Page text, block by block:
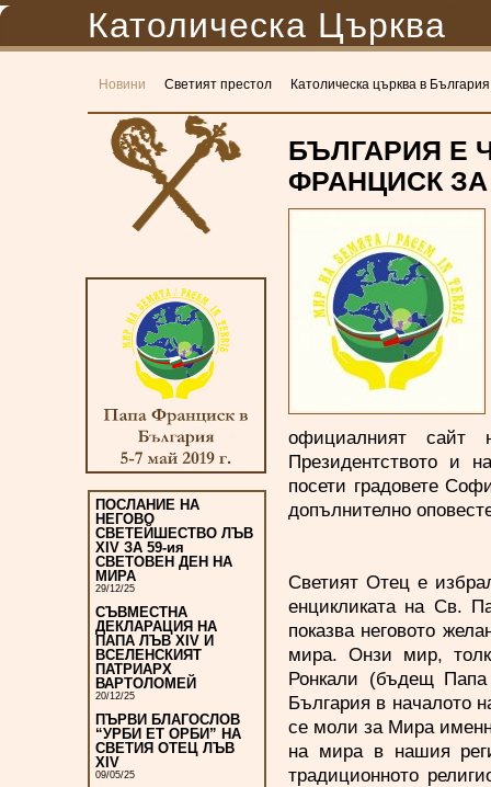
Католическа Църква
Новини Светият престол Католическа църква в България
ПОСЛАНИЕ НА
НЕГОВО
СВЕТЕЙШЕСТВО ЛЪВ
XIV ЗА 59-ия
СВЕТОВЕН ДЕН НА
МИРА
29/12/25
СЪВМЕСТНА
ДЕКЛАРАЦИЯ НА
ПАПА ЛЪВ XIV И
ВСЕЛЕНСКИЯТ
ПАТРИАРХ
ВАРТОЛОМЕЙ
20/12/25
ПЪРВИ БЛАГОСЛОВ
“УРБИ ЕТ ОРБИ” НА
СВЕТИЯ ОТЕЦ ЛЪВ
XIV
09/05/25
БЪЛГАРИЯ Е
ФРАНЦИСК ЗА
официалният сайт
Президентството и
посети градовете
допълнително
Светият Отец е
енцикликата на Св.
показва неговото
мира. Онзи мир,
Ронкали (бъдещ
България в началото
се моли за Мира
на мира в нашия
традиционното